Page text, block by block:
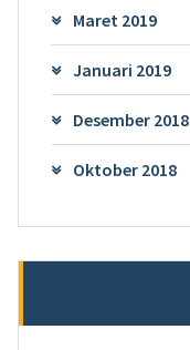
Maret 2019
Januari 2019
Desember 2018
Oktober 2018